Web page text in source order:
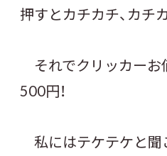
押すとカチカチ、カチ
それでクリッカーお
500円！
私にはテケテケと聞